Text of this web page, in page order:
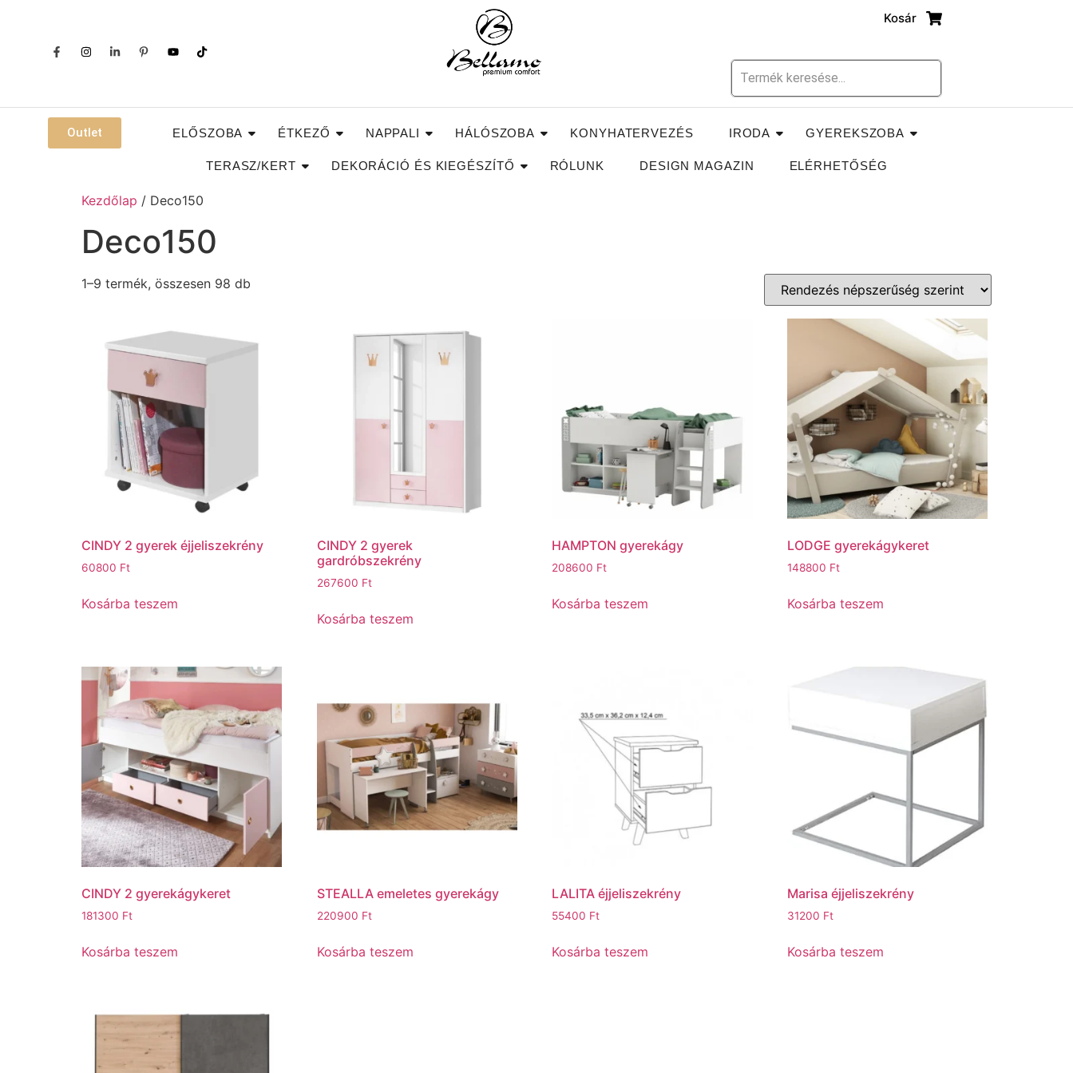
Kosár
Outlet ELŐSZOBA ÉTKEZŐ NAPPALI HÁLÓSZOBA KONYHATERVEZÉS IRODA GYEREKSZOBA
TERASZ/KERT DEKORÁCIÓ ÉS KIEGÉSZÍTŐ RÓLUNK DESIGN MAGAZIN ELÉRHETŐSÉG
Kezdőlap / Deco150
Deco150
1–9 termék, összesen 98 db
CINDY 2 gyerek éjjeliszekrény
60800 Ft
Kosárba teszem
CINDY 2 gyerek
gardróbszekrény
267600 Ft
Kosárba teszem
HAMPTON gyerekágy
208600 Ft
Kosárba teszem
LODGE gyerekágykeret
148800 Ft
Kosárba teszem
CINDY 2 gyerekágykeret
181300 Ft
Kosárba teszem
STEALLA emeletes gyerekágy
220900 Ft
Kosárba teszem
LALITA éjjeliszekrény
55400 Ft
Kosárba teszem
Marisa éjjeliszekrény
31200 Ft
Kosárba teszem